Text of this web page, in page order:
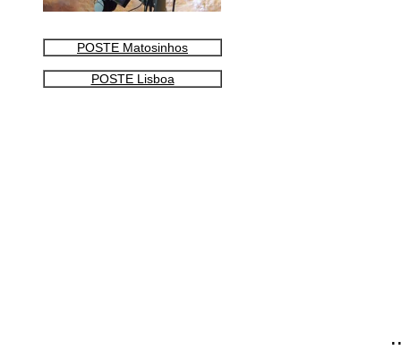
POSTE Matosinhos
POSTE Lisboa